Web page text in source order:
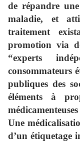
de répandre
maladie, et
traitement
promotion via
“experts
consommateurs
publiques des
éléments à
Une
d’un étiquetage